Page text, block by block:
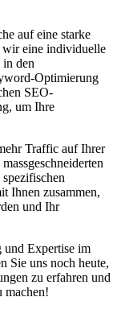
auf eine starke
wir eine individuelle
in den
Optimierung
SEO-
um Ihre
Traffic auf Ihrer
Ihnen zusammen,
und Ihr
und Expertise im
Sie uns noch heute,
zu erfahren und
machen!